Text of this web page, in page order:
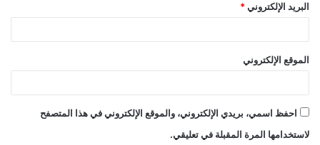
البريد الإلكتروني *
الموقع الإلكتروني
احفظ اسمي، بريدي الإلكتروني، والموقع الإلكتروني في هذا المتصفح
لاستخدامها المرة المقبلة في تعليقي.